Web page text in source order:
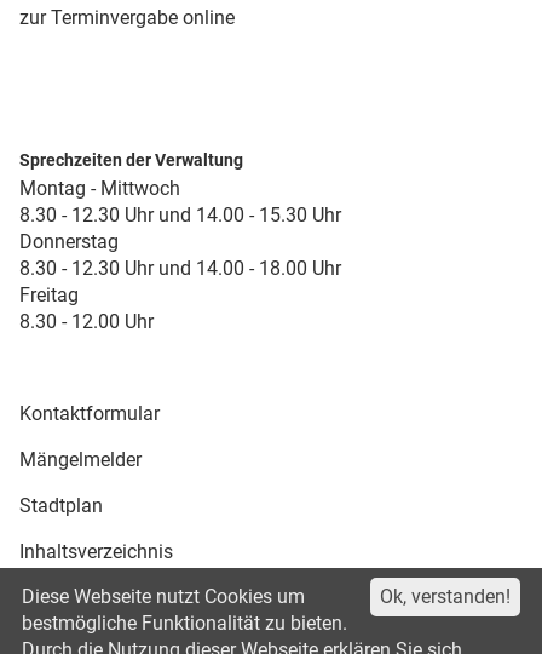
zur Terminvergabe online
Sprechzeiten der Verwaltung
Montag - Mittwoch
8.30 - 12.30 Uhr und 14.00 - 15.30 Uhr
Donnerstag
8.30 - 12.30 Uhr und 14.00 - 18.00 Uhr
Freitag
8.30 - 12.00 Uhr
Kontaktformular
Mängelmelder
Stadtplan
Inhaltsverzeichnis
Druckansicht
Ok, verstanden!
Diese Webseite nutzt Cookies um
bestmögliche Funktionalität zu bieten.